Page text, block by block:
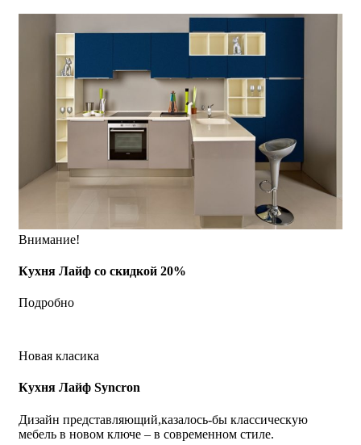
Внимание!
Кухня Лайф со скидкой 20%
Подробно
Новая класика
Кухня Лайф Syncron
Дизайн представляющий,казалось-бы классическую
мебель в новом ключе – в современном стиле.